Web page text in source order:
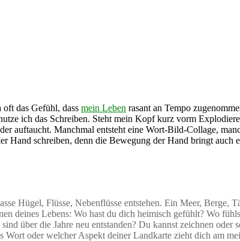
das Gefühl, dass mein Leben rasant an Tempo
ich das Schreiben. Steht mein Kopf kurz vorm
auftaucht. Manchmal entsteht eine Wort-Bild-Collage,
Hand schreiben, denn die Bewegung der Hand bringt
Hügel, Flüsse, Nebenflüsse entstehen. Ein Meer, Berge,
deines Lebens: Wo hast du dich heimisch gefühlt? Wo
über die Jahre neu entstanden? Du kannst zeichnen
oder welcher Aspekt deiner Landkarte zieht dich am